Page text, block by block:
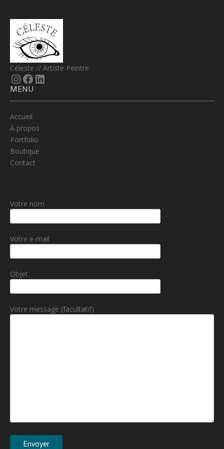
Céleste // Artiste Peintre
InstagramFacebook LinkedIn
MENU
Accueil
À propos
Portfolio
Boutique
Contact
Votre nom
Votre e-mail
Objet
Votre message (facultatif)